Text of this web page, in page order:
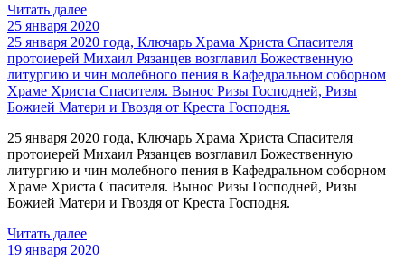
Читать далее
25 января 2020
25 января 2020 года, Ключарь Храма Христа Спасителя
протоиерей Михаил Рязанцев возглавил Божественную
литургию и чин молебного пения в Кафедральном cоборном
Храме Христа Спасителя. Вынос Ризы Господней, Ризы
Божией Матери и Гвоздя от Креста Господня.
25 января 2020 года, Ключарь Храма Христа Спасителя
протоиерей Михаил Рязанцев возглавил Божественную
литургию и чин молебного пения в Кафедральном cоборном
Храме Христа Спасителя. Вынос Ризы Господней, Ризы
Божией Матери и Гвоздя от Креста Господня.
Читать далее
19 января 2020